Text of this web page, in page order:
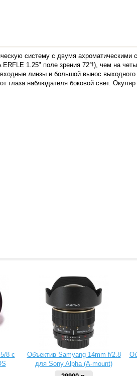
систему с двумя
1.25" поле зрения 72°!), чем на
линзы и большой вынос
глаза наблюдателя боковой свет.
8 с
Объектив Samyang 14mm f/2.8
для Sony Alpha (A-mount)